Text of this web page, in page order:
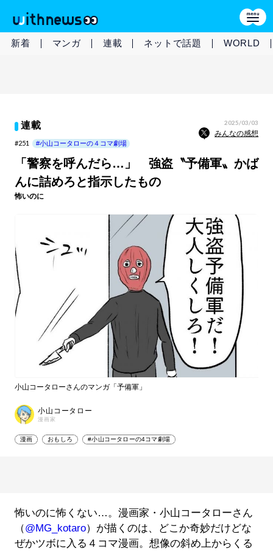
新着 マンガ 連載 ネットで話題 WORLD
連載 2025/03/03
みんなの感想
#251 #小山コータローの４コマ劇場
「警察を呼んだら…」 強盗〝予備軍〟かば
んに詰めろと指示したもの
怖いのに
小山コータローさんのマンガ「予備軍」
小山コータロー
漫画家
漫画 おもしろ #小山コータローの4コマ劇場
怖いのに怖くない…。漫画家・小山コータローさん
（@MG_kotaro）が描くのは、どこか奇妙だけどな
ぜかツボに入る４コマ漫画。想像の斜め上からくる